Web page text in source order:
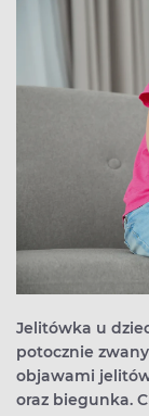
Jelitówka u
potocznie
objawami
oraz biegunka.